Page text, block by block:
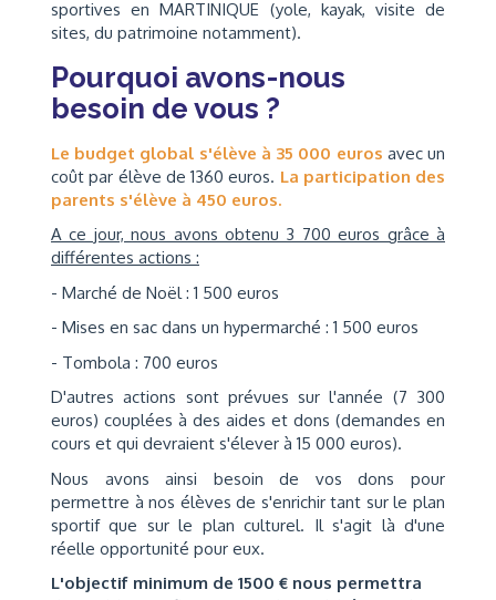
sportives en MARTINIQUE (yole, kayak, visite de
sites, du patrimoine notamment).
Pourquoi avons-nous
besoin de vous ?
Le budget global s'élève à 35 000 euros avec un
coût par élève de 1360 euros. La participation des
parents s'élève à 450 euros.
A ce jour, nous avons obtenu 3 700 euros grâce à
différentes actions :
- Marché de Noël : 1 500 euros
- Mises en sac dans un hypermarché : 1 500 euros
- Tombola : 700 euros
D'autres actions sont prévues sur l'année (7 300
euros) couplées à des aides et dons (demandes en
cours et qui devraient s'élever à 15 000 euros).
Nous avons ainsi besoin de vos dons pour
permettre à nos élèves de s'enrichir tant sur le plan
sportif que sur le plan culturel. Il s'agit là d'une
réelle opportunité pour eux.
L'objectif minimum de 1500 € nous permettra